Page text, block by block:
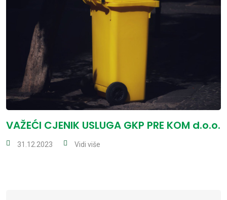
VAŽEĆI CJENIK USLUGA GKP PRE KOM d.o.o.
31.12.2023 Vidi više